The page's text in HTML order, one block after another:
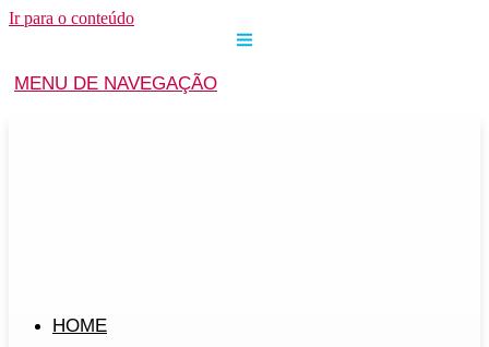
Ir para o conteúdo
MENU DE NAVEGAÇÃO
HOME